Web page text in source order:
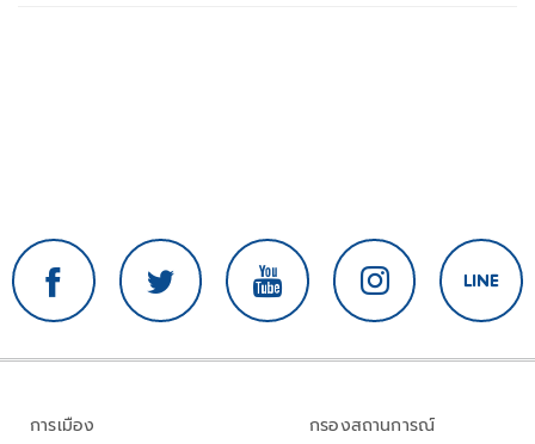
การเมือง
กรองสถานการณ์